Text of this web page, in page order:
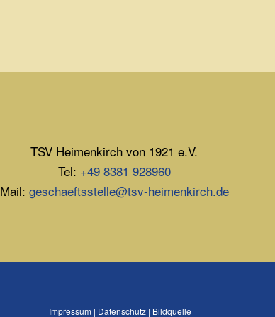
TSV Heimenkirch von 1921 e.V.
Tel: +49 8381 928960
Mail: geschaeftsstelle@tsv-heimenkirch.de
Impressum | Datenschutz | Bildquelle